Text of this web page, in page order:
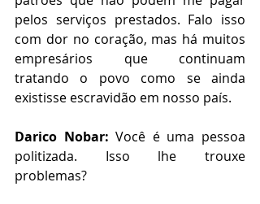
pelos serviços prestados. Falo isso
com dor no coração, mas há muitos
empresários que continuam
tratando o povo como se ainda
existisse escravidão em nosso país.
Darico Nobar: Você é uma pessoa
politizada. Isso lhe trouxe
problemas?